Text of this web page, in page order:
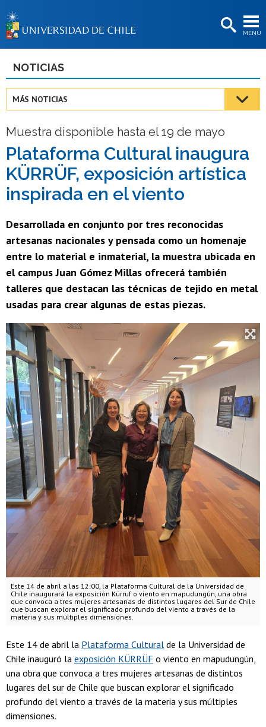
MENÚ
BIBLIOTECAS
Estudiantes
Académicas/os
Funcionarias/os
Egresadas/os
NOTICIAS
MÁS NOTICIAS
Muestra disponible hasta el 19 de mayo
Plataforma Cultural inaugura
KÜRRÜF, exposición artística
inspirada en el viento
Desarrollada en conjunto por tres reconocidas
artesanas nacionales y pensada como un homenaje
entre lo material e inmaterial, la muestra ubicada en
el campus Juan Gómez Millas ofrecerá también
talleres que destacan las técnicas de tejido en metal
usadas para crear algunas de estas piezas.
Este 14 de abril a las 12:00, la Plataforma Cultural de la Universidad de
Chile inaugurará la exposición Kürruf o viento en mapudungún, una obra
que convoca a tres mujeres artesanas de distintos lugares del Sur de Chile
que buscan explorar el significado profundo del viento a través de la
materia y sus múltiples dimensiones.
Este 14 de abril la Plataforma Cultural de la Universidad de
Chile inauguró la exposición KÜRRÜF o viento en mapudungún,
una obra que convoca a tres mujeres artesanas de distintos
lugares del sur de Chile que buscan explorar el significado
profundo del viento a través de la materia y sus múltiples
dimensiones.